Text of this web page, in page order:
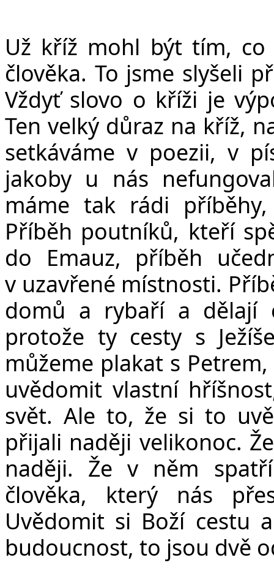
Už kříž mohl být tím,
člověka. To jsme slyšeli
Vždyť slovo o kříži je
Ten velký důraz na kříž,
setkáváme v poezii, v
jakoby u nás
máme tak rádi
Příběh poutníků, kteří
do Emauz, příběh
v uzavřené místnosti.
domů a rybaří a dělají
protože ty cesty s
můžeme plakat s
uvědomit vlastní
svět. Ale to, že si to
přijali naději velikonoc.
naději. Že v něm
člověka, který nás
Uvědomit si Boží cestu
budoucnost, to jsou dvě